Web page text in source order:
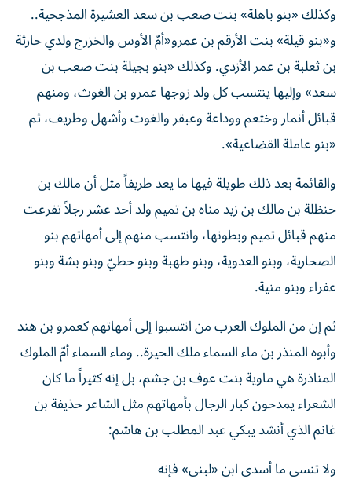
وكذلك «بنو باهلة» بنت صعب بن سعد العشيرة المذجحية..
و«بنو قيلة» بنت الأرقم بن عمرو«أمّ الأوس والخزرج ولدي حارثة
بن ثعلبة بن عمر الأزدي. وكذلك «بنو بجيلة بنت صعب بن
سعد» وإليها ينتسب كل ولد زوجها عمرو بن الغوث، ومنهم
قبائل أنمار وختعم ووداعة وعبقر والغوث وأشهل وطريف، ثم
«بنو عاملة القضاعية».
والقائمة بعد ذلك طويلة فيها ما يعد طريفاً مثل أن مالك بن
حنظلة بن مالك بن زيد مناه بن تميم ولد أحد عشر رجلاً تفرعت
منهم قبائل تميم وبطونها، وانتسب منهم إلى أمهاتهم بنو
الصحارية، وبنو العدوية، وبنو طهبة وبنو حطيّ وبنو بشة وبنو
عفراء وبنو منية.
ثم إن من الملوك العرب من انتسبوا إلى أمهاتهم كعمرو بن هند
وأبوه المنذر بن ماء السماء ملك الحيرة.. وماء السماء أمّ الملوك
المناذرة هي ماوية بنت عوف بن جشم، بل إنه كثيراً ما كان
الشعراء يمدحون كبار الرجال بأمهاتهم مثل الشاعر حذيفة بن
غانم الذي أنشد يبكي عبد المطلب بن هاشم:
ولا تنسى ما أسدى ابن «لبنى» فإنه